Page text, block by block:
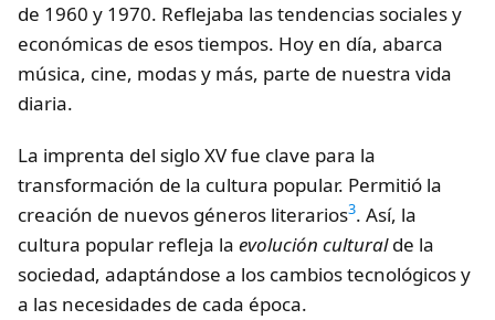
de 1960 y 1970. Reflejaba las tendencias sociales y
económicas de esos tiempos. Hoy en día, abarca
música, cine, modas y más, parte de nuestra vida
diaria.
La imprenta del siglo XV fue clave para la
transformación de la cultura popular. Permitió la
creación de nuevos géneros literarios3. Así, la
cultura popular refleja la evolución culturalde la
sociedad, adaptándose a los cambios tecnológicos y
a las necesidades de cada época.